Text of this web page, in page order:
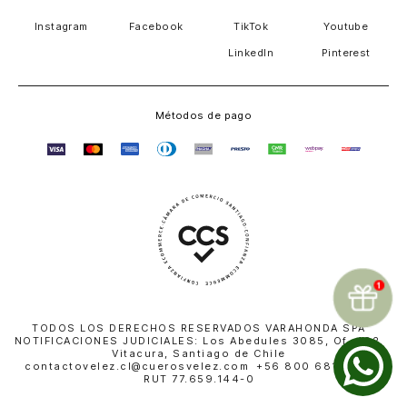
Instagram Facebook TikTok Youtube
LinkedIn Pinterest
Métodos de pago
TODOS LOS DERECHOS RESERVADOS VARAHONDA SPA
NOTIFICACIONES JUDICIALES: Los Abedules 3085, Of. 402,
Vitacura, Santiago de Chile
contactovelez.cl@cuerosvelez.com +56 800 681 010 |
RUT 77.659.144-0